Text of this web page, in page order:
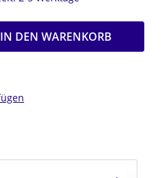
IN DEN WARENKORB